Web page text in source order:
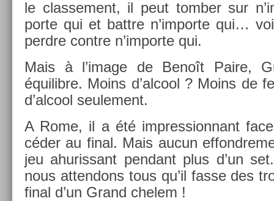
le clas­se­ment, il peut tomb­er sur
porte qui et battre n’im­porte qui…
per­dre con­tre n’im­porte qui.
Mais à l’image de Benoît Paire,
équilib­re. Moins d’al­cool ? Moins de
d’al­cool seule­ment.
A Rome, il a été im­pres­sion­nant
céder au final. Mais aucun
jeu ahuris­sant pen­dant plus d’un
nous at­tendons tous qu’il fasse des
final d’un Grand chelem !